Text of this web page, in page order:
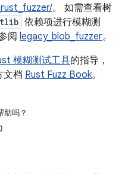
。 如需查看树
依赖项进行模糊测
阅 legacy_blob_fuzzer。
模糊测试工具的指导，
文档 Rust Fuzz Book。
助吗？